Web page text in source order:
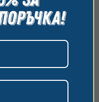
информация
вашите
страница за